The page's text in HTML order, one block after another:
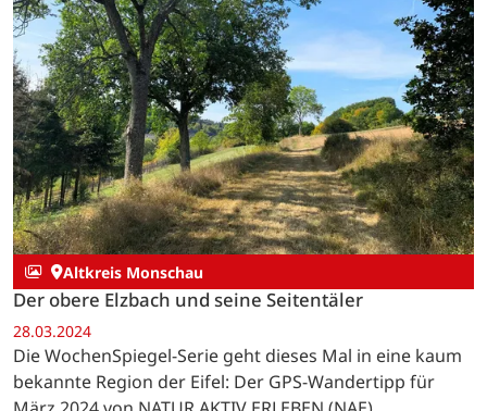
Altkreis Monschau
Der obere Elzbach und seine Seitentäler
28.03.2024
Die WochenSpiegel-Serie geht dieses Mal in eine kaum
bekannte Region der Eifel: Der GPS-Wandertipp für